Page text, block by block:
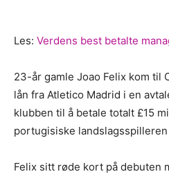
Les: Verdens best betalte
23-år gamle Joao Felix kom til
lån fra Atletico Madrid i en
klubben til å betale totalt £15
portugisiske
Felix sitt røde kort på debuten